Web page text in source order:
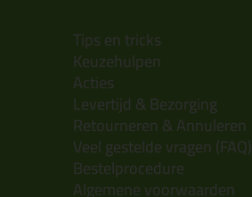
Tips en tricks
Keuzehulpen
Acties
Levertijd & Bezorging
Retourneren & Annuleren
Veel gestelde vragen (FAQ)
Bestelprocedure
Algemene voorwaarden